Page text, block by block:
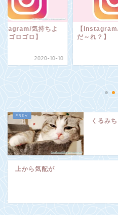
あなたは
れ？】
2020-07-21
【
袋に夢中】
くるみ
上から気配が